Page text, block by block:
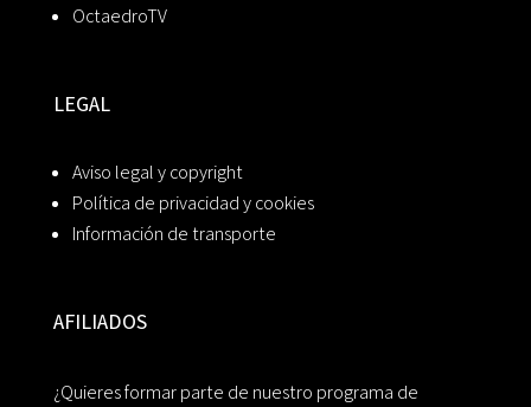
OctaedroTV
LEGAL
Aviso legal y copyright
Política de privacidad y cookies
Información de transporte
AFILIADOS
¿Quieres formar parte de nuestro programa de